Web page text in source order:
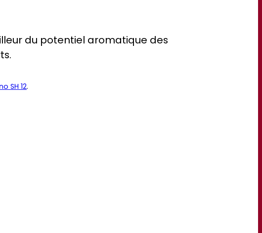
du potentiel aromatique des
SH 12.